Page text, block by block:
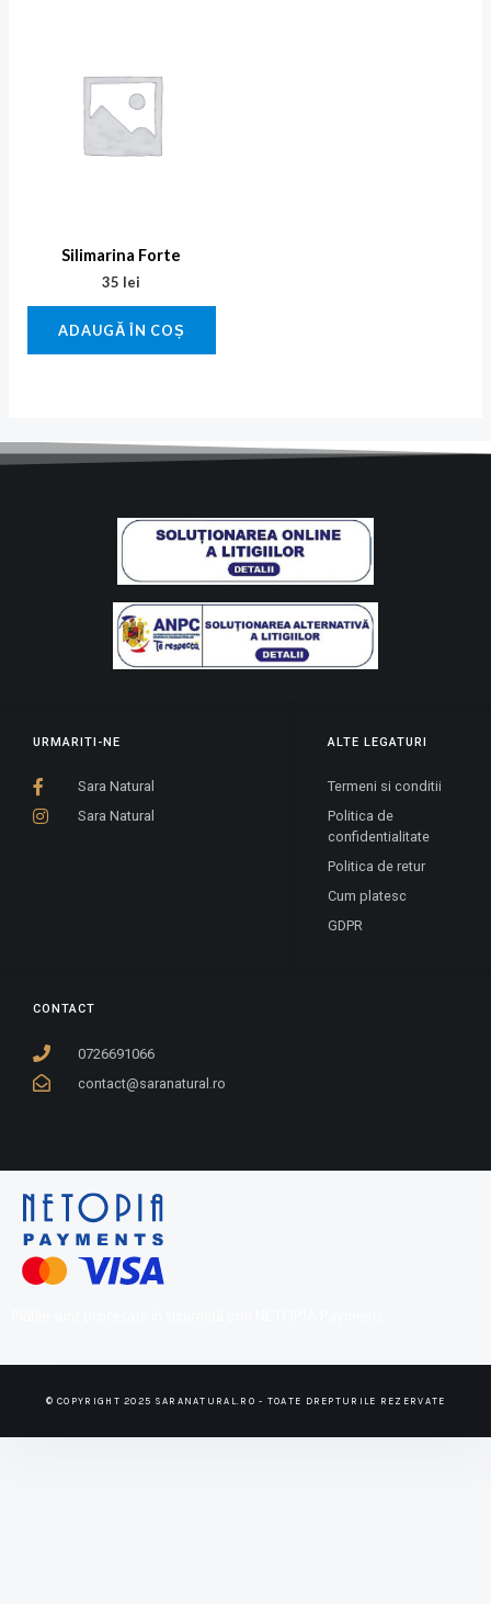
Silimarina Forte
35 lei
ADAUGĂ ÎN COȘ
CONTACT
0726691066
contact@saranatural.ro
ALTE LEGATURI
Termeni si conditii
Politica de
confidentialitate
Politica de retur
Cum platesc
GDPR
URMARITI-NE
Sara Natural
Sara Natural
© COPYRIGHT 2025 SARANATURAL.RO - TOATE DREPTURILE REZERVATE